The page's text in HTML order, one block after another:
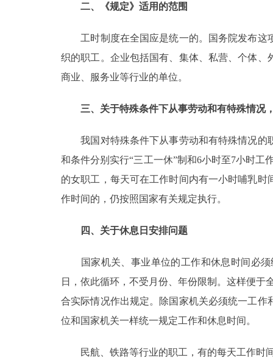
二、《规定》适用的范围
工时制度在全国应是统一的。国务院发布这
织的职工。企业包括国有、集体、私营、个体
商业、服务业等行业的单位。
三、关于特殊条件下从事劳动和有特殊情况
我国对特殊条件下从事劳动和有特殊情况的
和条件分别实行“三工一休”制和6小时至7小时
的女职工，每天可在工作时间内有一小时哺乳
作时间的，仍按照国家有关规定执行。
四、关于休息日安排问题
国家机关、事业单位的工作和休息时间必须
日，依此循环，不受月份、年份限制。这样便于
合实际情况作出规定。除国家机关必须统一工
位和国家机关一样统一规定工作和休息时间。
民航、铁路等行业的职工，有的每天工作时